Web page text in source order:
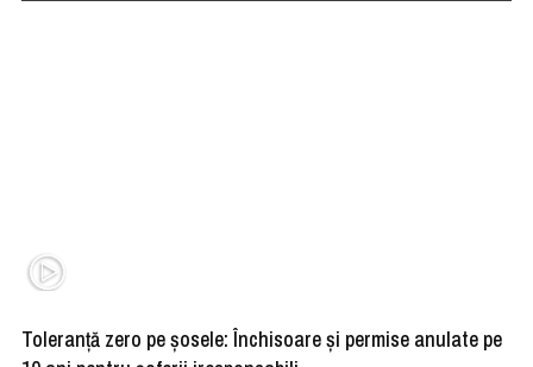
Toleranță zero pe șosele: Închisoare și permise anulate pe